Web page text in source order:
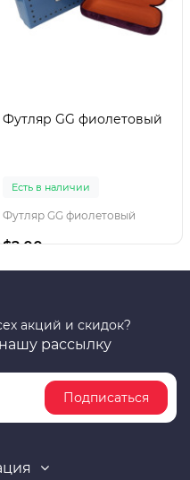
Футляр GG фиолетовый
Есть в наличии
Футляр GG фиолетовый
$2.00
акций и скидок?
рассылку
Подписаться